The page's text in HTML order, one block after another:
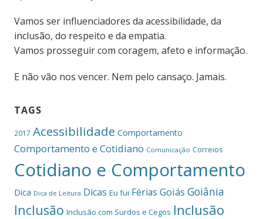
Vamos ser influenciadores da acessibilidade, da
inclusão, do respeito e da empatia.
Vamos prosseguir com coragem, afeto e informação.
E não vão nos vencer. Nem pelo cansaço. Jamais.
TAGS
2017 Acessibilidade Comportamento
Comportamento e Cotidiano Comunicação Correios
Cotidiano e Comportamento
Dica Dica de Leitura Dicas Eu fui Férias Goiás Goiânia
Inclusão Inclusão com Surdos e Cegos Inclusão